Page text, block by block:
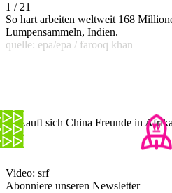
1 / 21
So hart arbeiten weltweit 168
Lumpensammeln, Indien.
quelle: epa/epa / farooq khan
So kauft sich China Freunde in Afrika
Video: srf
Abonniere unseren Newsletter